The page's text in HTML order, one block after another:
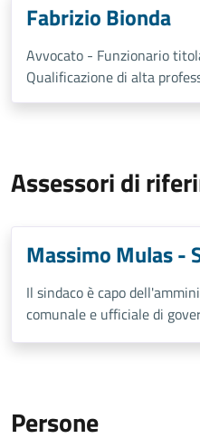
Fabrizio Bionda
Avvocato - Funzionario
Qualificazione di alta
Assessori di
Massimo Mulas -
Il sindaco è capo
comunale e ufficiale di
Persone